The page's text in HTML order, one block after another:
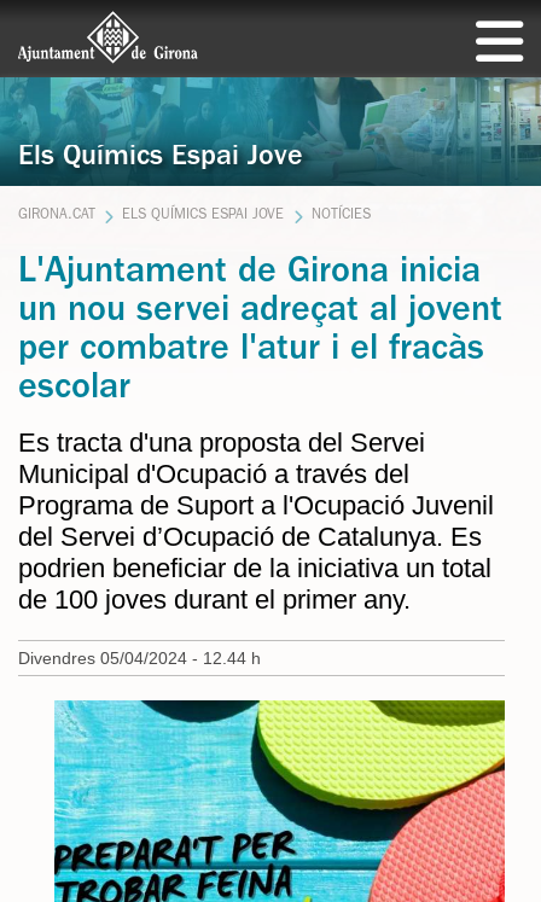
Els Químics Espai Jove
GIRONA.CAT ELS QUÍMICS ESPAI JOVE NOTÍCIES
L'Ajuntament de Girona inicia
un nou servei adreçat al jovent
per combatre l'atur i el fracàs
escolar
Es tracta d'una proposta del Servei
Municipal d'Ocupació a través del
Programa de Suport a l'Ocupació Juvenil
del Servei d’Ocupació de Catalunya. Es
podrien beneficiar de la iniciativa un total
de 100 joves durant el primer any.
Divendres 05/04/2024 - 12.44 h